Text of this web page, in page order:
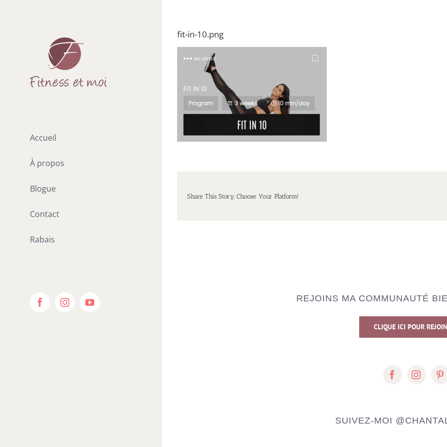
Accueil
À propos
Blogue
Contact
Rabais
FacebookInstagramYouTube
fit-in-10.png
Share This Story, Choose Your Platform!
REJOINS MA COMMUNAUTÉ
CLIQUE ICI POUR
SUIVEZ-MOI